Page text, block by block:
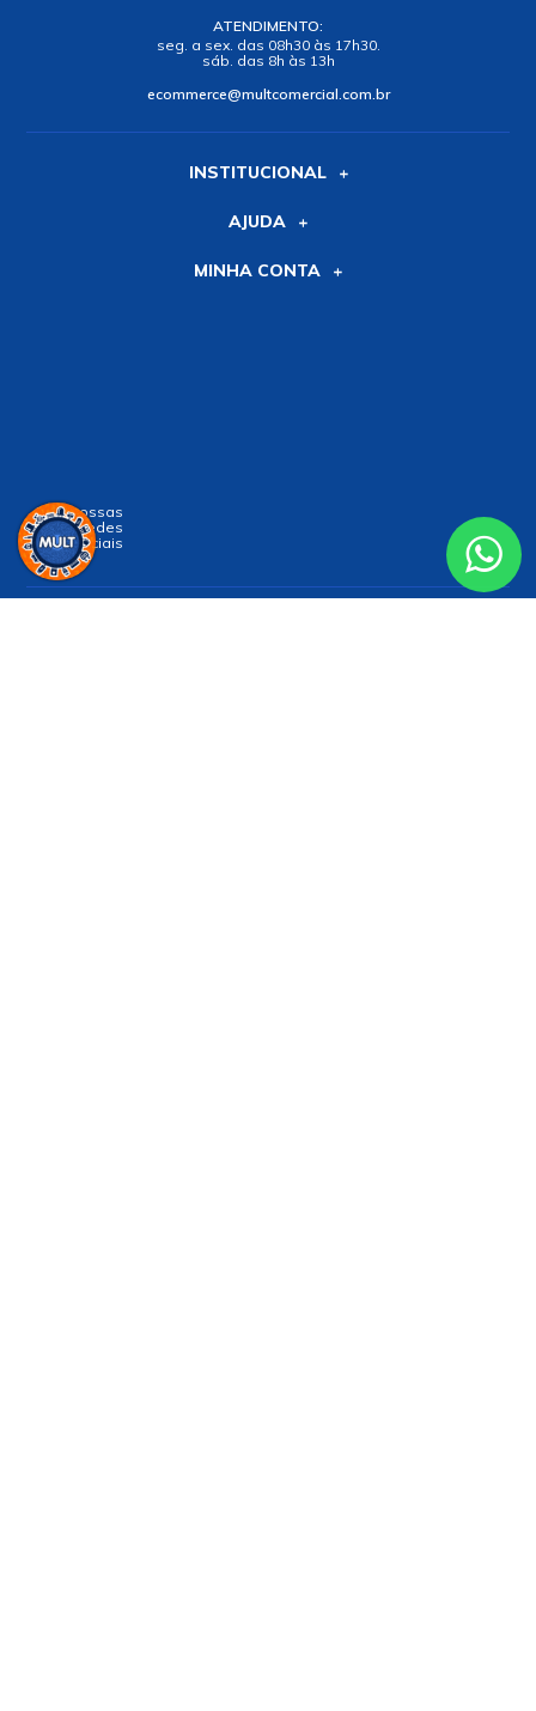
ATENDIMENTO:
seg. a sex. das 08h30 às 17h30.
sáb. das 8h às 13h
ecommerce@multcomercial.com.br
INSTITUCIONAL
AJUDA
MINHA CONTA
Siga nossas
Redes
Sociais